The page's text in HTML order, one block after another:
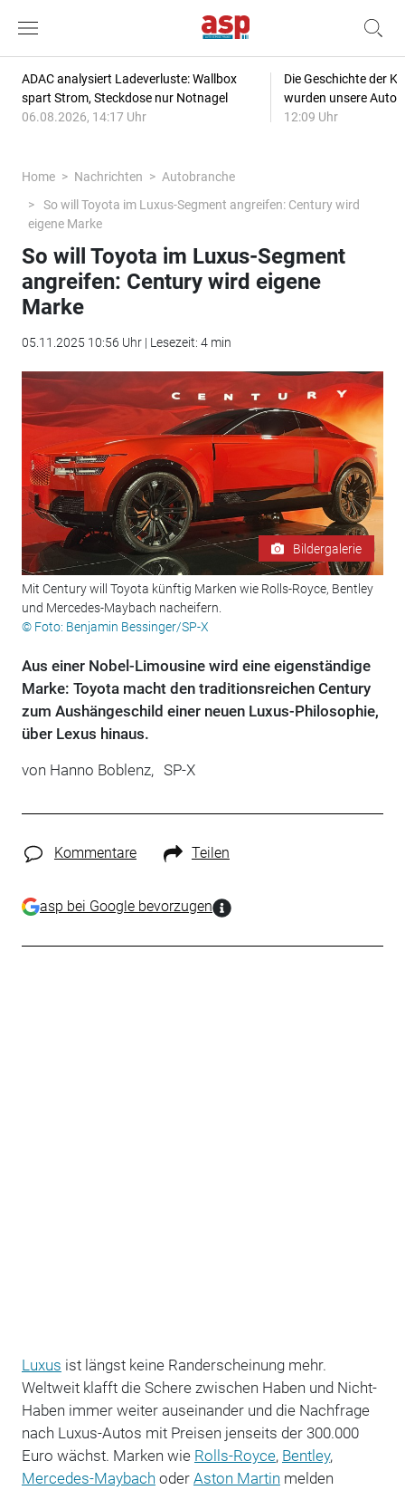
ADAC analysiert Ladeverluste: Wallbox
spart Strom, Steckdose nur Notnagel
06.08.2026, 14:17 Uhr
Die Geschichte der
wurden unsere
12:09 Uhr
Home Nachrichten
Autobranche
So will Toyota im Luxus-Segment angreifen: Century wird
eigene Marke
So will Toyota im Luxus-Segment
angreifen: Century wird eigene
Marke
05.11.2025 10:56 Uhr | Lesezeit: 4 min
Bildergalerie
Mit Century will Toyota künftig Marken wie Rolls-Royce, Bentley
und Mercedes-Maybach nacheifern.
© Foto: Benjamin Bessinger/SP-X
Aus einer Nobel-Limousine wird eine eigenständige
Marke: Toyota macht den traditionsreichen Century
zum Aushängeschild einer neuen Luxus-Philosophie,
über Lexus hinaus.
von Hanno Boblenz, SP-X
Kommentare Teilen
asp bei Google bevorzugen
Luxus ist längst keine Randerscheinung mehr.
Weltweit klafft die Schere zwischen Haben und Nicht-
Haben immer weiter auseinander und die Nachfrage
nach Luxus-Autos mit Preisen jenseits der 300.000
Euro wächst. Marken wie Rolls-Royce, Bentley,
Mercedes-Maybach oder Aston Martin melden